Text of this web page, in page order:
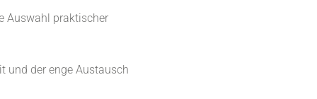
Auswahl praktischer
und der enge Austausch